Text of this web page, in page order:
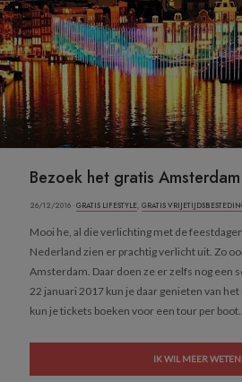
Bezoek het gratis
26/12/2016 ·GRATIS LIFESTYLE, GRATIS
Mooi he, al die verlichting met de
Nederland zien er prachtig verlicht uit. Zo
Amsterdam. Daar doen ze er zelfs nog een
22 januari 2017 kun je daar genieten van
kun je tickets boeken voor een tour per
IK WIL MEER